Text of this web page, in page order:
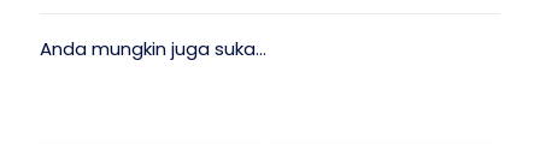
Anda mungkin juga suka…